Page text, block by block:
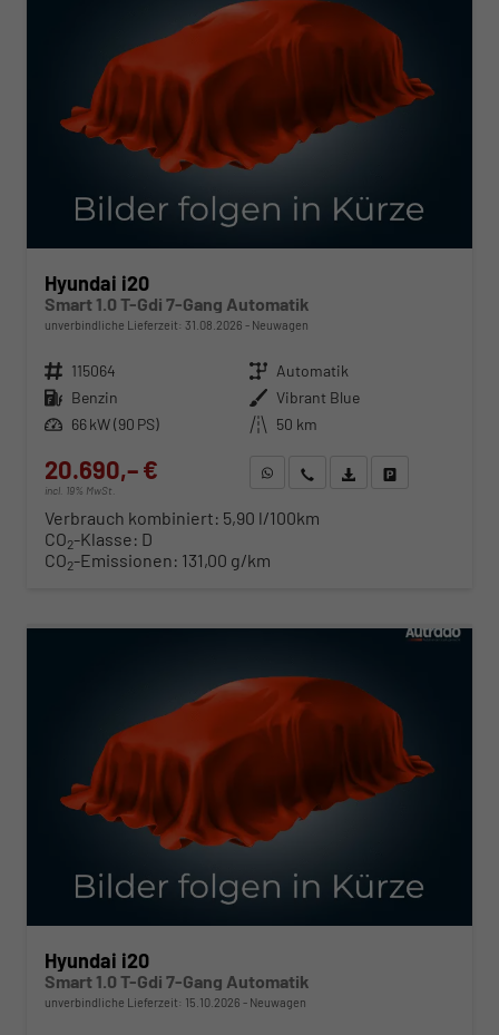
Hyundai i20
Smart 1.0 T-Gdi 7-Gang Automatik
unverbindliche Lieferzeit: 31.08.2026 Neuwagen
Fahrzeugnr. 115064 Getriebe Automatik
Kraftstoff Benzin Außenfarbe Vibrant Blue
Leistung 66 kW (90 PS) Kilometerstand 50 km
20.690,– €
incl. 19% MwSt.
WhatsApp anfragen
Wir rufen Sie anFahrzeugexposé (PDF)
Verbrauch kombiniert: 5,90 l/100km
CO2-Klasse: D
CO2-Emissionen: 131,00 g/km
Hyundai i20
Smart 1.0 T-Gdi 7-Gang Automatik
unverbindliche Lieferzeit: 15.10.2026 Neuwagen